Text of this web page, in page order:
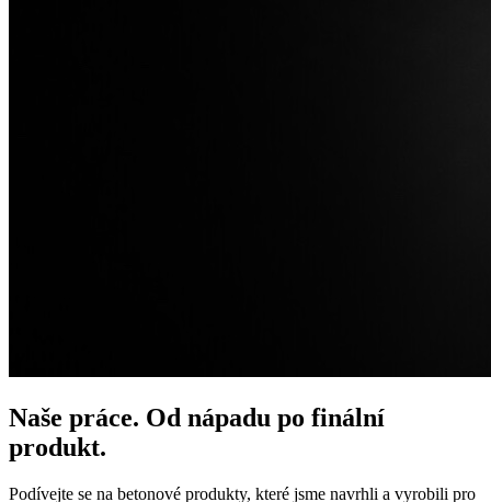
Naše práce. Od nápadu po finální
produkt.
Podívejte se na betonové produkty, které jsme navrhli a vyrobili pro